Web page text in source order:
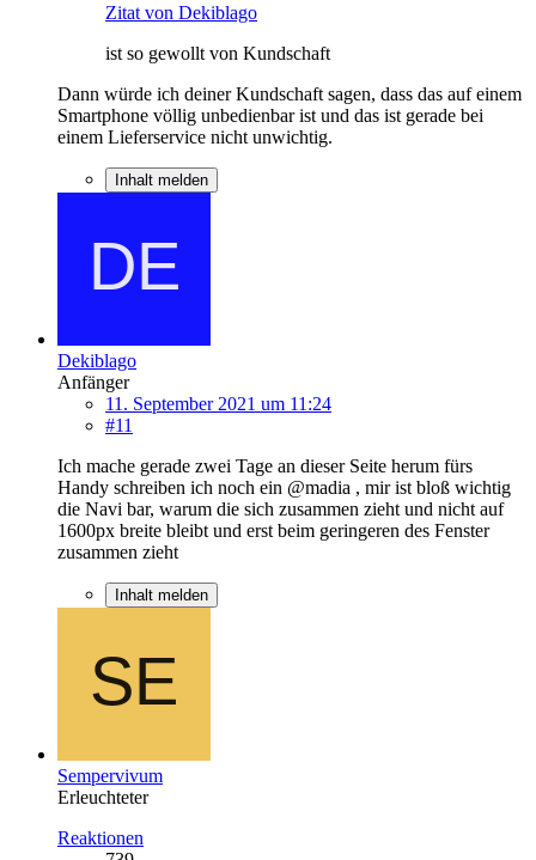
Zitat von Dekiblago
ist so gewollt von Kundschaft
Dann würde ich deiner Kundschaft sagen, dass das auf einem
Smartphone völlig unbedienbar ist und das ist gerade bei
einem Lieferservice nicht unwichtig.
Inhalt melden
Dekiblago
Anfänger
11. September 2021 um 11:24
#11
Ich mache gerade zwei Tage an dieser Seite herum fürs
Handy schreiben ich noch ein @madia , mir ist bloß wichtig
die Navi bar, warum die sich zusammen zieht und nicht auf
1600px breite bleibt und erst beim geringeren des Fenster
zusammen zieht
Inhalt melden
Sempervivum
Erleuchteter
Reaktionen